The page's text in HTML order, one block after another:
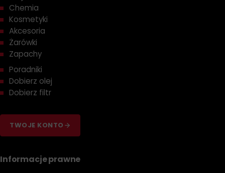
Chemia
Kosmetyki
Akcesoria
Żarówki
Zapachy
Poradniki
Dobierz olej
Dobierz filtr
TWOJE KONTO
Informacje prawne